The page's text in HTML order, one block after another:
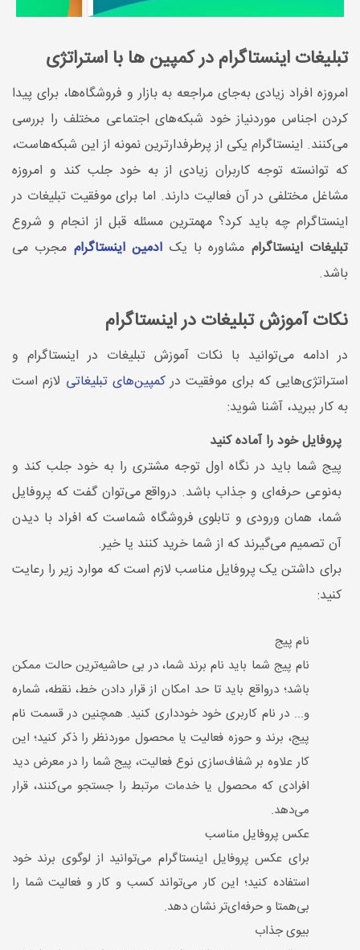
تبلیغات اینستاگرام در کمپین ها با استراتژی
امروزه افراد زیادی به‌جای مراجعه به بازار و فروشگاه‌ها، برای پیدا
کردن اجناس موردنیاز خود شبکه‌های اجتماعی مختلف را بررسی
می‌کنند. اینستاگرام یکی از پرطرفدارترین نمونه از این شبکه‌هاست،
که توانسته توجه کاربران زیادی از به خود جلب کند و امروزه
مشاغل مختلفی در آن فعالیت دارند. اما برای موفقیت تبلیغات در
اینستاگرام چه باید کرد؟ مهمترین مسئله قبل از انجام و شروع
تبلیغات اینستاگرام مشاوره با یک ادمین اینستاگرام مجرب می
باشد.
نکات آموزش تبلیغات در اینستاگرام
در ادامه می‌توانید با نکات آموزش تبلیغات در اینستاگرام و
استراتژی‌هایی که برای موفقیت درکمپین‌های تبلیغاتی لازم است
به کار ببرید، آشنا شوید:
پروفایل خود را آماده کنید
پیج شما باید در نگاه اول توجه مشتری را به خود جلب کند و
به‌نوعی حرفه‌ای و جذاب باشد. درواقع می‌توان گفت که پروفایل
شما، همان ورودی و تابلوی فروشگاه شماست که افراد با دیدن
آن تصمیم می‌گیرند که از شما خرید کنند یا خیر.
برای داشتن یک پروفایل مناسب لازم است که موارد زیر را رعایت
کنید:
نام پیج
نام پیج شما باید نام برند شما، در بی حاشیه‌ترین حالت ممکن
باشد؛ درواقع باید تا حد امکان از قرار دادن خط، نقطه، شماره
و... در نام کاربری خود خودداری کنید. همچنین در قسمت نام
پیج، برند و حوزه فعالیت یا محصول موردنظر را ذکر کنید؛ این
کار علاوه بر شفاف‌سازی نوع فعالیت، پیج شما را در معرض دید
افرادی که محصول یا خدمات مرتبط را جستجو می‌کنند، قرار
می‌دهد.
عکس پروفایل مناسب
برای عکس پروفایل اینستاگرام می‌توانید از لوگوی برند خود
استفاده کنید؛ این کار می‌تواند کسب ‌و کار و فعالیت شما را
بی‌همتا و حرفه‌ای‌تر نشان دهد.
بیوی جذاب